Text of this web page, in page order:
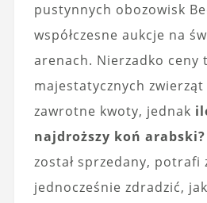
pustynnych obozowisk
współczesne aukcje na
arenach. Nierzadko ceny
majestatycznych zwierząt
zawrotne kwoty, jednak
najdroższy koń arabski?
został sprzedany, potrafi
jednocześnie zdradzić,